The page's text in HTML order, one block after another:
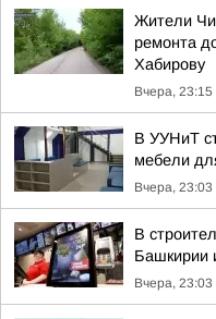
Жители
ремонта
Хабирову
Вчера, 23:15
В УУНиТ
мебели
Вчера, 23:03
В
Башкирии
Вчера, 23:03